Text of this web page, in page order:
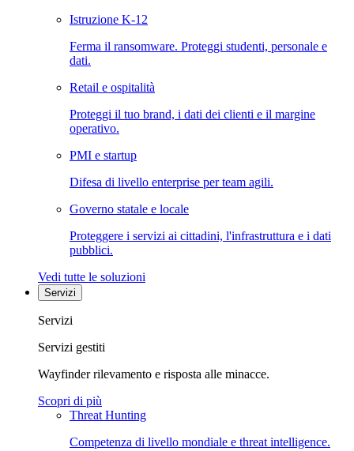
Istruzione K-12
Ferma il ransomware. Proteggi studenti, personale e
dati.
Retail e ospitalità
Proteggi il tuo brand, i dati dei clienti e il margine
operativo.
PMI e startup
Difesa di livello enterprise per team agili.
Governo statale e locale
Proteggere i servizi ai cittadini, l'infrastruttura e i dati
pubblici.
Vedi tutte le soluzioni
Servizi
Servizi
Servizi gestiti
Wayfinder rilevamento e risposta alle minacce.
Scopri di più
Threat Hunting
Competenza di livello mondiale e threat intelligence.